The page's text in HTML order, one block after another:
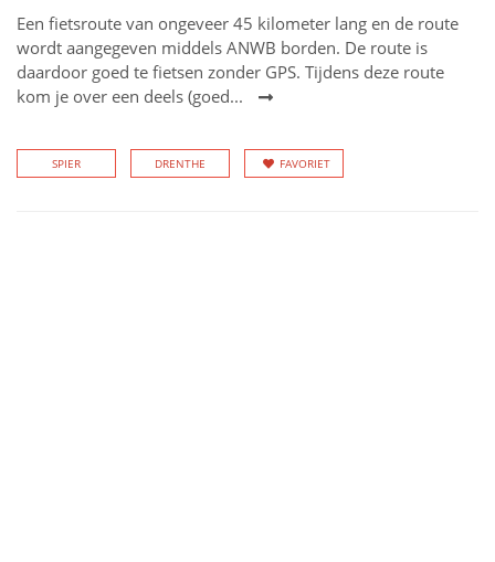
Een fietsroute van ongeveer 45 kilometer lang en de route
wordt aangegeven middels ANWB borden. De route is
daardoor goed te fietsen zonder GPS. Tijdens deze route
kom je over een deels (goed...
SPIER DRENTHE FAVORIET